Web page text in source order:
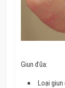
Giun đũa:
Loại